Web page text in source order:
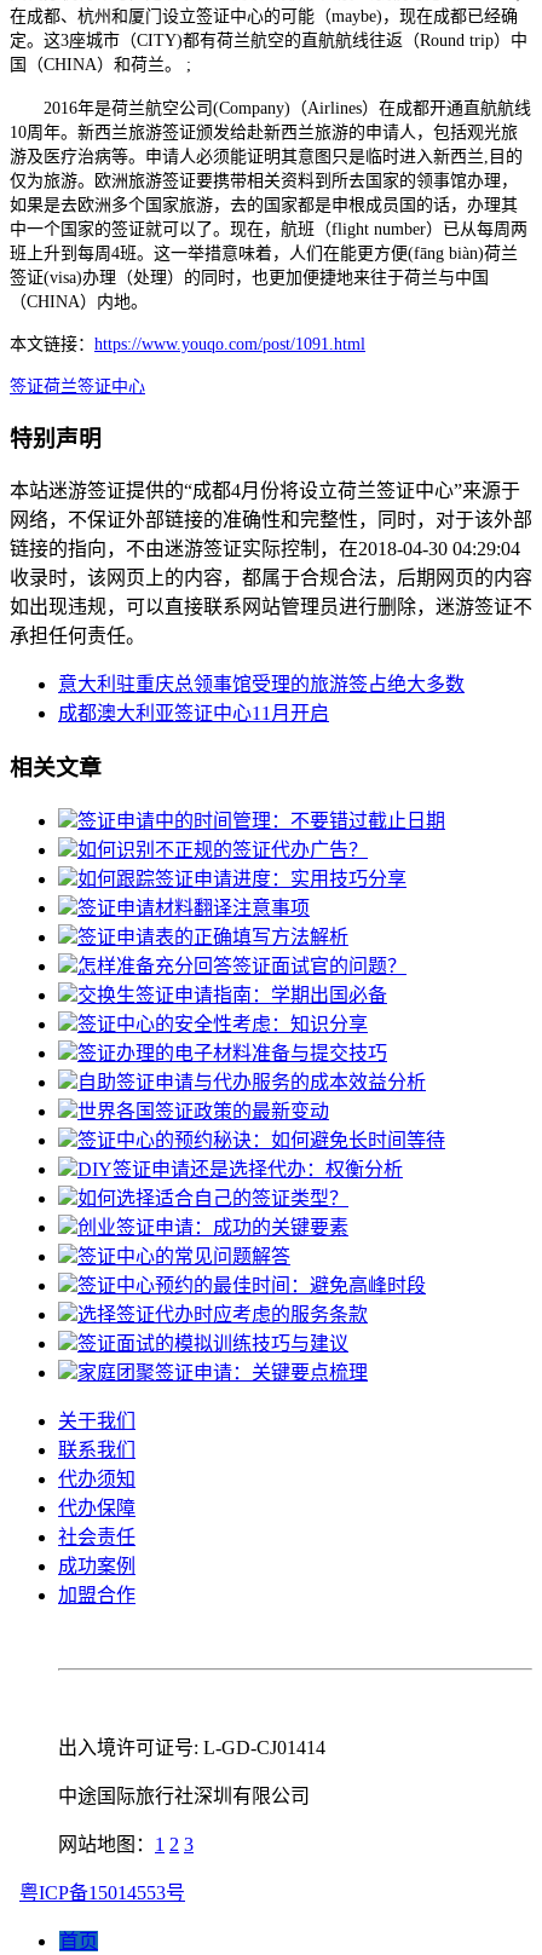
在成都、杭州和厦门设立签证中心的可能（maybe)，现在成都已经确
定。这3座城市（CITY)都有荷兰航空的直航航线往返（Round trip）中
国（CHINA）和荷兰。 ;
2016年是荷兰航空公司(Company)（Airlines）在成都开通直航航线
10周年。新西兰旅游签证颁发给赴新西兰旅游的申请人，包括观光旅
游及医疗治病等。申请人必须能证明其意图只是临时进入新西兰,目的
仅为旅游。欧洲旅游签证要携带相关资料到所去国家的领事馆办理，
如果是去欧洲多个国家旅游，去的国家都是申根成员国的话，办理其
中一个国家的签证就可以了。现在，航班（flight number）已从每周两
班上升到每周4班。这一举措意味着，人们在能更方便(fāng biàn)荷兰
签证(visa)办理（处理）的同时，也更加便捷地来往于荷兰与中国
（CHINA）内地。
本文链接： https://www.youqo.com/post/1091.html
签证荷兰签证中心
特别声明
本站迷游签证提供的“成都4月份将设立荷兰签证中心”来源于
网络，不保证外部链接的准确性和完整性，同时，对于该外部
链接的指向，不由迷游签证实际控制，在2018-04-30 04:29:04
收录时，该网页上的内容，都属于合规合法，后期网页的内容
如出现违规，可以直接联系网站管理员进行删除，迷游签证不
承担任何责任。
意大利驻重庆总领事馆受理的旅游签占绝大多数
成都澳大利亚签证中心11月开启
相关文章
签证申请中的时间管理：不要错过截止日期
如何识别不正规的签证代办广告？
如何跟踪签证申请进度：实用技巧分享
签证申请材料翻译注意事项
签证申请表的正确填写方法解析
怎样准备充分回答签证面试官的问题？
交换生签证申请指南：学期出国必备
签证中心的安全性考虑：知识分享
签证办理的电子材料准备与提交技巧
自助签证申请与代办服务的成本效益分析
世界各国签证政策的最新变动
签证中心的预约秘诀：如何避免长时间等待
DIY签证申请还是选择代办：权衡分析
如何选择适合自己的签证类型？
创业签证申请：成功的关键要素
签证中心的常见问题解答
签证中心预约的最佳时间：避免高峰时段
选择签证代办时应考虑的服务条款
签证面试的模拟训练技巧与建议
家庭团聚签证申请：关键要点梳理
关于我们
联系我们
代办须知
代办保障
社会责任
成功案例
加盟合作
出入境许可证号: L-GD-CJ01414
中途国际旅行社深圳有限公司
网站地图： 1 2 3
粤ICP备15014553号
首页